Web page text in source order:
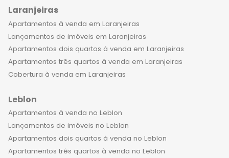
Laranjeiras
Apartamentos à venda em Laranjeiras
Lançamentos de imóveis em Laranjeiras
Apartamentos dois quartos à venda em Laranjeiras
Apartamentos três quartos à venda em Laranjeiras
Cobertura à venda em Laranjeiras
Leblon
Apartamentos à venda no Leblon
Lançamentos de imóveis no Leblon
Apartamentos dois quartos à venda no Leblon
Apartamentos três quartos à venda no Leblon